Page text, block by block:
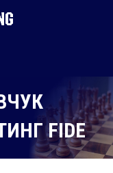
FIDE